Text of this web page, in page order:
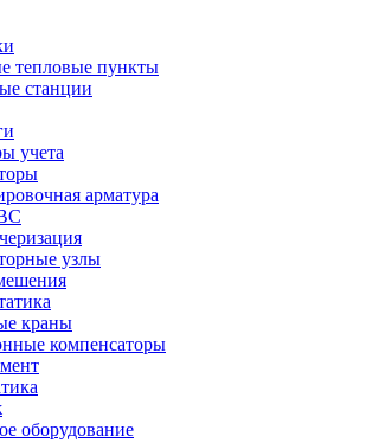
тепловые пункты
станции
учета
арматура
узлы
краны
компенсаторы
оборудование